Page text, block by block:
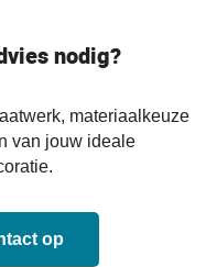
nodig?
materiaalkeuze
van jouw ideale
op